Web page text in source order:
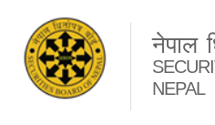
नेपाल
NEPAL